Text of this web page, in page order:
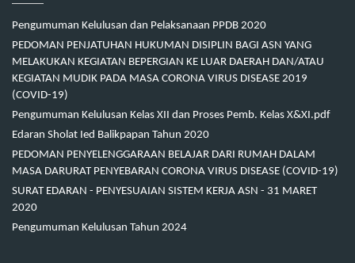
Pengumuman Kelulusan dan Pelaksanaan PPDB 2020
PEDOMAN PENJATUHAN HUKUMAN DISIPLIN BAGI ASN YANG
MELAKUKAN KEGIATAN BEPERGIAN KE LUAR DAERAH DAN/ATAU
KEGIATAN MUDIK PADA MASA CORONA VIRUS DISEASE 2019
(COVID-19)
Pengumuman Kelulusan Kelas XII dan Proses Pemb. Kelas X&XI.pdf
Edaran Sholat Ied Balikpapan Tahun 2020
PEDOMAN PENYELENGGARAAN BELAJAR DARI RUMAH DALAM
MASA DARURAT PENYEBARAN CORONA VIRUS DISEASE (COVID-19)
SURAT EDARAN - PENYESUAIAN SISTEM KERJA ASN - 31 MARET
2020
Pengumuman Kelulusan Tahun 2024